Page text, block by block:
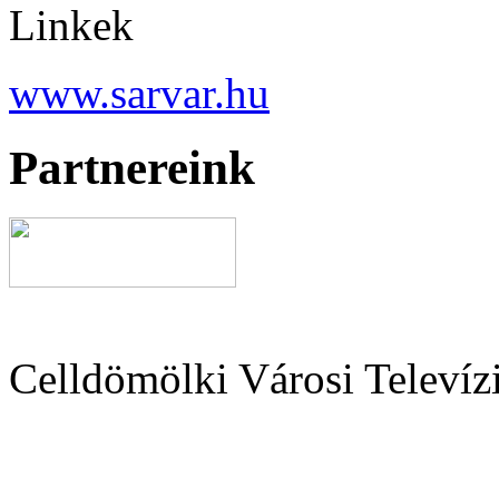
Linkek
www.sarvar.hu
Partnereink
Celldömölki Városi